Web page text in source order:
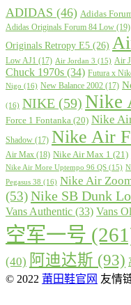
ADIDAS (46) Adidas
Adidas Originals Forum 84 Low (19)
Originals Retropy E5 (26)
Low AJ1 (17) Air Jordan 3 (15) Air
Chuck 1970s (34) Futura x
Nigo (16) New Balance 2002 (17)
(16) NIKE (59) Nike
Force 1 Fontanka (20) Nike
Shadow (17) Nike Air
Air Max (18) Nike Air Max 1 (21)
Nike Air More Uptempo 96 QS (15)
Pegasus 38 (16) Nike Air
(53)Nike SB Dunk
Vans Authentic (33) Vans
空军一号
(40) 阿迪达斯 (93)
© 2022 莆田鞋官网 友情